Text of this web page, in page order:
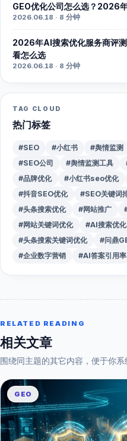
GEO优化公司怎么选？2026
2026.06.18 · 8 分钟
2026年AI搜索优化服务商评
看怎么选
2026.06.18 · 8 分钟
TAG CLOUD
热门标签
#SEO #小红书 #舆情监测
#SEO公司
#舆情监测工具
#品牌优化
#小红书seo优化
#抖音SEO优化
#SEO关键词
#头条搜索优化
#网站推广
#网站关键词优化
#AI搜索优化
#头条搜索关键词优化
#问鼎
#企业数字营销
#AI答案引用率
RELATED READING
相关文章
围绕同主题的其它内容，便于你系
GEO